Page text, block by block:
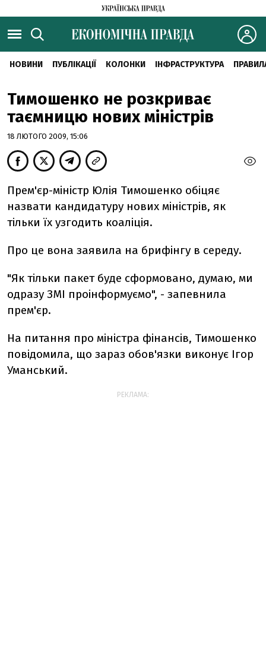
НОВИНИ ПУБЛІКАЦІЇ КОЛОНКИ ІНФРАСТРУКТУРА
Тимошенко не розкриває
таємницю нових міністрів
18 ЛЮТОГО 2009, 15:06
Прем'єр-міністр Юлія Тимошенко обіцяє
назвати кандидатуру нових міністрів, як
тільки їх узгодить коаліція.
Про це вона заявила на брифінгу в середу.
"Як тільки пакет буде сформовано, думаю, ми
одразу ЗМІ проінформуємо", - запевнила
прем'єр.
На питання про міністра фінансів, Тимошенко
повідомила, що зараз обов'язки виконує Ігор
Уманський.
РЕКЛАМА: